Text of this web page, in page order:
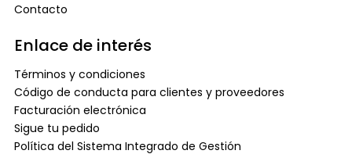
Contacto
Enlace de interés
Términos y condiciones
Código de conducta para clientes y proveedores
Facturación electrónica
Sigue tu pedido
Política del Sistema Integrado de Gestión